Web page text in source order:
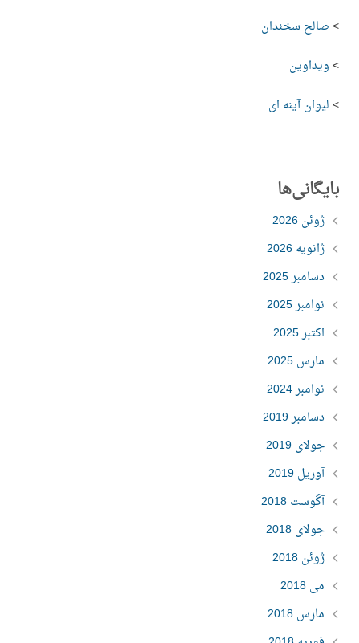
>صالح سخندان
>ویداوین
>لیوان آینه ای
بایگانی‌ها
ژوئن 2026
ژانویه 2026
دسامبر 2025
نوامبر 2025
اکتبر 2025
مارس 2025
نوامبر 2024
دسامبر 2019
جولای 2019
آوریل 2019
آگوست 2018
جولای 2018
ژوئن 2018
می 2018
مارس 2018